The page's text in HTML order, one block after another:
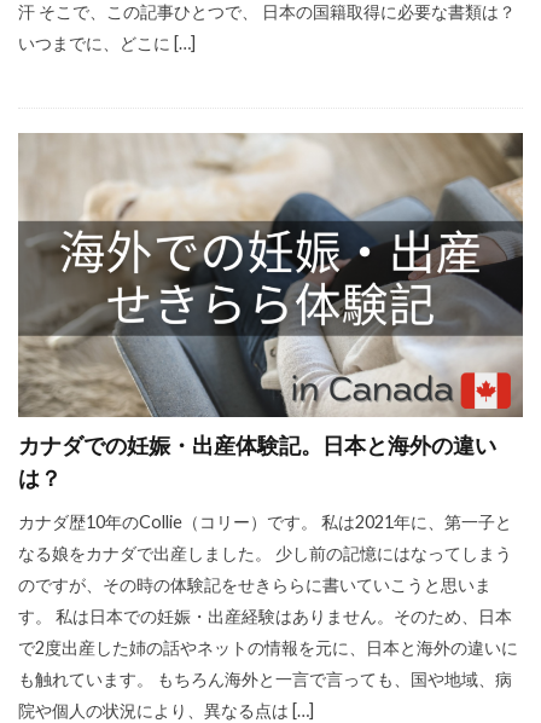
汗 そこで、この記事ひとつで、 日本の国籍取得に必要な書類は？
いつまでに、どこに […]
カナダでの妊娠・出産体験記。日本と海外の違い
は？
カナダ歴10年のCollie（コリー）です。 私は2021年に、第一子と
なる娘をカナダで出産しました。 少し前の記憶にはなってしまう
のですが、その時の体験記をせきららに書いていこうと思いま
す。 私は日本での妊娠・出産経験はありません。そのため、日本
で2度出産した姉の話やネットの情報を元に、日本と海外の違いに
も触れています。 もちろん海外と一言で言っても、国や地域、病
院や個人の状況により、異なる点は […]